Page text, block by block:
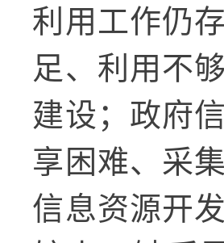
利用工作仍
足、利用不
建设；政府
享困难、采
信息资源开